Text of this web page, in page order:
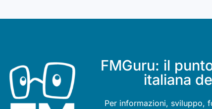
FMGuru: il
italiana
Per informazioni, sviluppo,